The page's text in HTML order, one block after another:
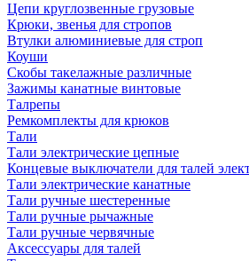
Цепи круглозвенные грузовые
Крюки, звенья для стропов
Втулки алюминиевые для строп
Коуши
Скобы такелажные различные
Зажимы канатные винтовые
Талрепы
Ремкомплекты для крюков
Тали
Тали электрические цепные
Концевые выключатели для талей
Тали электрические канатные
Тали ручные шестеренные
Тали ручные рычажные
Тали ручные червячные
Аксессуары для талей